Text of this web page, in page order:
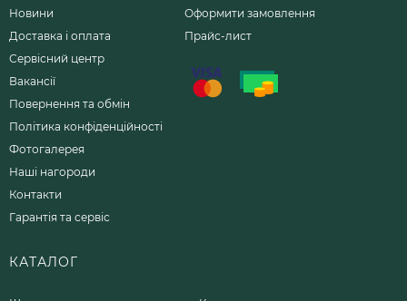
Новини
Доставка і оплата
Сервісний центр
Вакансії
Повернення та обмін
Політика конфіденційності
Фотогалерея
Наші нагороди
Контакти
Гарантія та сервіс
Оформити замовлення
Прайс-лист
КАТАЛОГ